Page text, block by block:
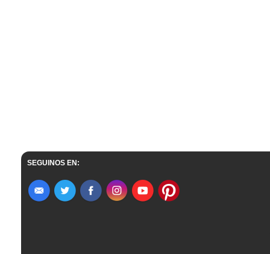
SEGUINOS EN: